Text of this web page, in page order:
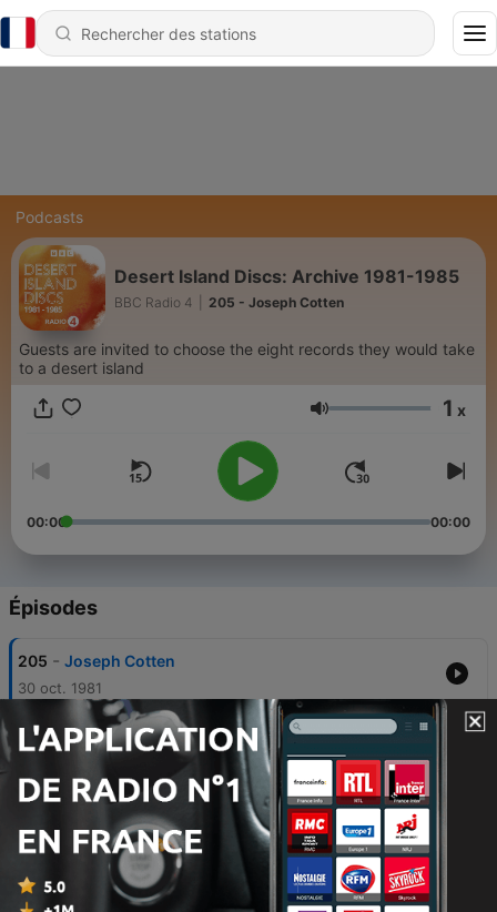
Podcasts
Desert Island Discs: Archive 1981-1985
BBC Radio 4 205 - Joseph Cotten
Guests are invited to choose the eight records they would take
to a desert island
Volume 1 x
00:00 00:00
Épisodes
205 - Joseph Cotten
30 oct. 1981
204 - Sir John Gielgud
203 - Sheila Steafel
11 mai 1985
202 Rt Hon David Steel MP
04 mai 1985